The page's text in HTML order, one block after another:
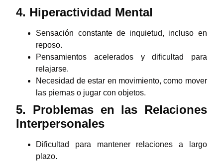
4. Hiperactividad Mental
Sensación constante de inquietud, incluso en
reposo.
Pensamientos acelerados y dificultad para
relajarse.
Necesidad de estar en movimiento, como mover
las piernas o jugar con objetos.
5. Problemas en las Relaciones
Interpersonales
Dificultad para mantener relaciones a largo
plazo.